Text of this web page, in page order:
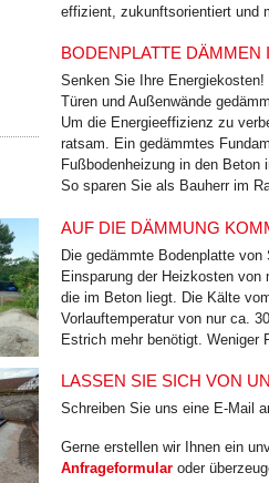
effizient, zukunfts­orientiert und
BODENPLATTE DÄMMEN
Senken Sie Ihre
Türen und Außenwände
Um die Energieeffizienz zu
ratsam. Ein gedämmtes
Fußbodenheizung in den
So sparen Sie als Bauherr im
AUF DIE DÄMMUNG
Die gedämmte Bodenplatte
Einsparung der Heizkosten
die im Beton liegt. Die Kälte
Vorlauftemperatur von nur ca.
Estrich mehr benötigt. Weniger
LASSEN SIE SICH VON
Schreiben Sie uns eine E-Mail
Gerne erstellen wir Ihnen ein
Anfrageformular oder